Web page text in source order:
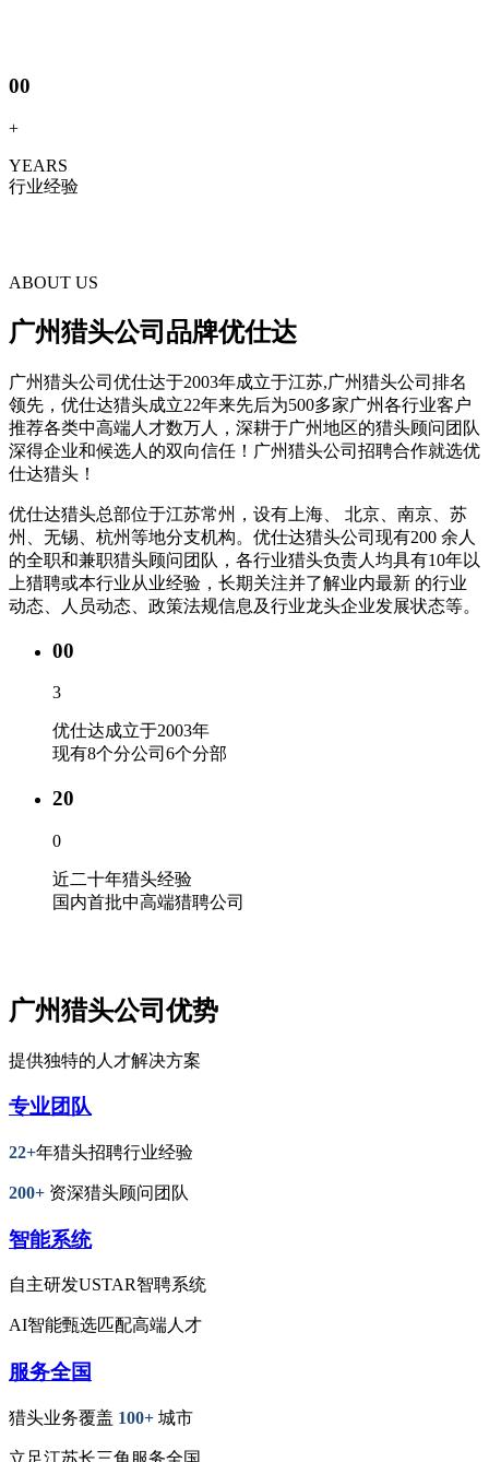
00
+
YEARS
行业经验
ABOUT US
广州猎头公司品牌优仕达
广州猎头公司优仕达于2003年成立于江苏,广州猎头公司排名
领先，优仕达猎头成立22年来先后为500多家广州各行业客户
推荐各类中高端人才数万人，深耕于广州地区的猎头顾问团队
深得企业和候选人的双向信任！广州猎头公司招聘合作就选优
仕达猎头！
优仕达猎头总部位于江苏常州，设有上海、 北京、南京、苏
州、无锡、杭州等地分支机构。优仕达猎头公司现有200 余人
的全职和兼职猎头顾问团队，各行业猎头负责人均具有10年以
上猎聘或本行业从业经验，长期关注并了解业内最新 的行业
动态、人员动态、政策法规信息及行业龙头企业发展状态等。
00
3
优仕达成立于2003年
现有8个分公司6个分部
20
0
近二十年猎头经验
国内首批中高端猎聘公司
广州猎头公司优势
提供独特的人才解决方案
专业团队
22+年猎头招聘行业经验
200+ 资深猎头顾问团队
智能系统
自主研发USTAR智聘系统
AI智能甄选匹配高端人才
服务全国
猎头业务覆盖 100+ 城市
立足江苏长三角服务全国